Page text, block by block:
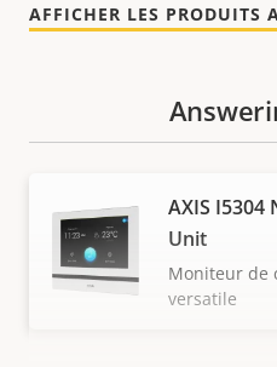
AFFICHER LES PRODUITS
AXIS
Unit
Moniteur de
versatile